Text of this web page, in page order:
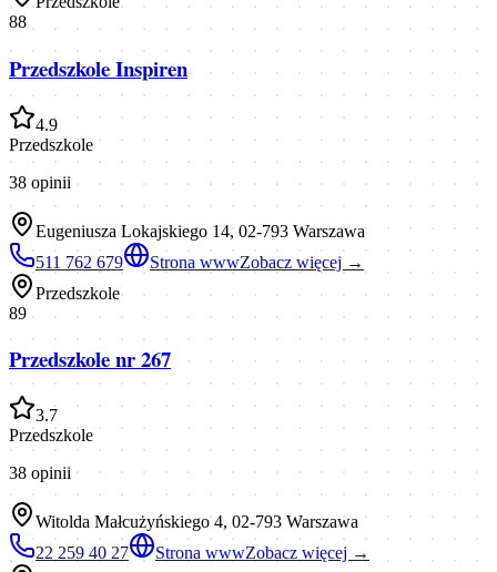
88
Przedszkole Inspiren
4.9
Przedszkole
38 opinii
Eugeniusza Lokajskiego 14, 02-793 Warszawa
511 762 679
Strona wwwZobacz więcej →
Przedszkole
89
Przedszkole nr 267
3.7
Przedszkole
38 opinii
Witolda Małcużyńskiego 4, 02-793 Warszawa
22 259 40 27
Strona wwwZobacz więcej →